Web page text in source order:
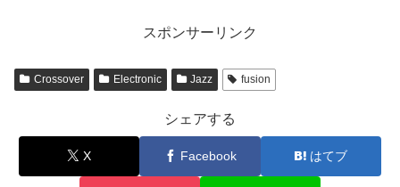
スポンサーリンク
Crossover Electronic Jazz fusion
シェアする
X Facebook はてブ